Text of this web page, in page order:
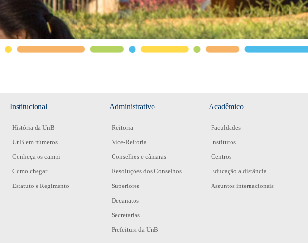
Institucional
História da UnB
UnB em números
Conheça os campi
Como chegar
Estatuto e Regimento
Administrativo
Reitoria
Vice-Reitoria
Conselhos e câmaras
Resoluções dos Conselhos
Superiores
Decanatos
Secretarias
Prefeitura da UnB
Acadêmico
Faculdades
Institutos
Centros
Educação a distância
Assuntos internacionais